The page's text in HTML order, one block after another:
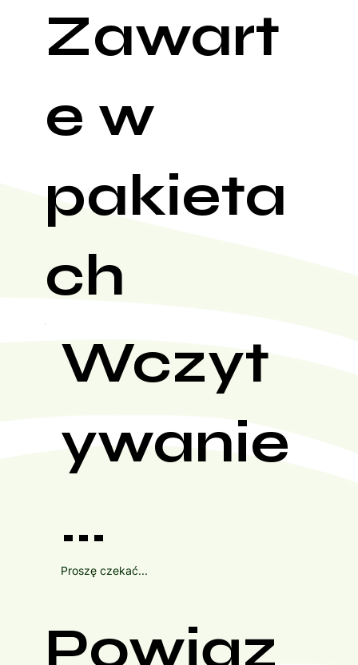
Zawart
e w
pakieta
ch
Wczyt
ywanie
...
Proszę czekać...
Powiąz